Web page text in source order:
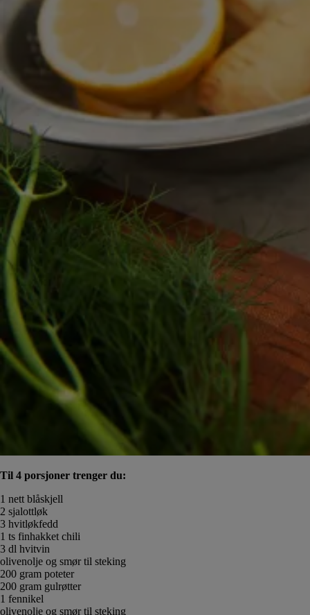
Til 4 porsjoner trenger du:
1 nett blåskjell
2 sjalottløk
3 hvitløkfedd
1 ts finhakket chili
3 dl hvitvin
olivenolje og smør til steking
200 gram poteter
200 gram gulrøtter
1 fennikel
olivenolje og smør til steking